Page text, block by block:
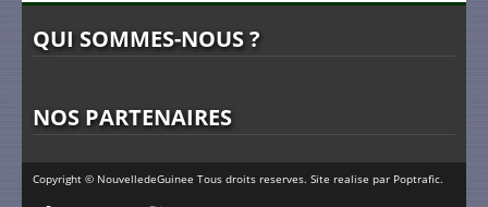
QUI SOMMES-NOUS ?
NOS PARTENAIRES
Copyright © NouvelledeGuinee Tous droits reserves. Site realise par Poptrafic.